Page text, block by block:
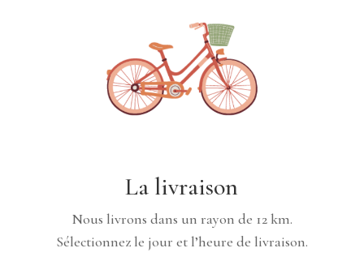
La livraison
Nous livrons dans un rayon de 12 km.
Sélectionnez le jour et l’heure de livraison.